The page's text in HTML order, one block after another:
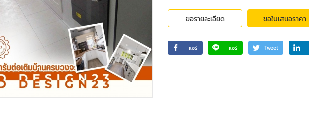
ขอรายละเอียด ขอใบเสนอราคา
แชร์ แชร์ Tweet